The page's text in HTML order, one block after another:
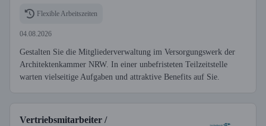
Flexible Arbeitszeiten
04.08.2026
Gestalten Sie die Mitgliederverwaltung im Versorgungswerk der
Architektenkammer NRW. In einer unbefristeten Teilzeitstelle
warten vielseitige Aufgaben und attraktive Benefits auf Sie.
Vertriebsmitarbeiter /